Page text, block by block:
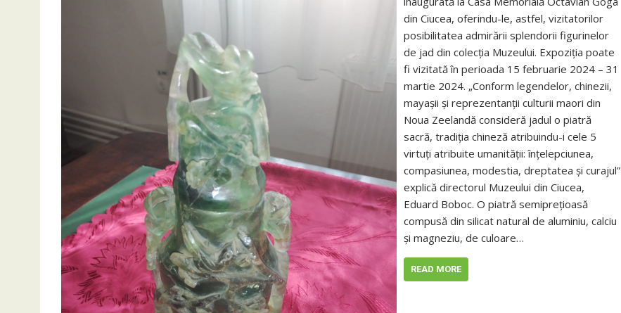
din Ciucea, oferindu-le, astfel, vizitatorilor
posibilitatea admirării splendorii figurinelor
de jad din colecția Muzeului. Expoziția poate
fi vizitată în perioada 15 februarie 2024 – 31
martie 2024. „Conform legendelor, chinezii,
mayașii și reprezentanții culturii maori din
Noua Zeelandă consideră jadul o piatră
sacră, tradiția chineză atribuindu-i cele 5
virtuți atribuite umanității: înțelepciunea,
compasiunea, modestia, dreptatea și curajul”
explică directorul Muzeului din Ciucea,
Eduard Boboc. O piatră semiprețioasă
compusă din silicat natural de aluminiu, calciu
și magneziu, de culoare…
READ MORE